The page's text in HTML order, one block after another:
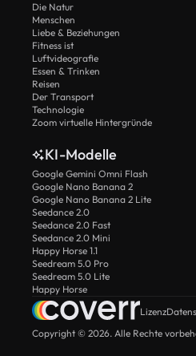
Die Natur
Menschen
Liebe & Beziehungen
Fitness ist
Luftvideografie
Essen & Trinken
Reisen
Der Transport
Technologie
Zoom virtuelle Hintergründe
KI-Modelle
Google Gemini Omni Flash
Google Nano Banana 2
Google Nano Banana 2 Lite
Seedance 2.0
Seedance 2.0 Fast
Seedance 2.0 Mini
Happy Horse 1.1
Seedream 5.0 Pro
Seedream 5.0 Lite
Happy Horse
Lizenz
Copyright © 2026. Alle Rechte